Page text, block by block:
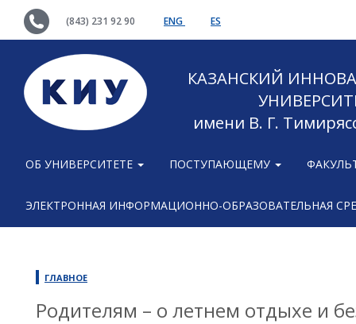
(843) 231 92 90 ENG ES
КАЗАНСКИЙ
имени В. Г.
ОБ УНИВЕРСИТЕТЕ ПОСТУПАЮЩЕМУ
ЭЛЕКТРОННАЯ ИНФОРМАЦИОННО-ОБРАЗОВАТЕЛЬНАЯ
ГЛАВНОЕ
Родителям – о летнем отдыхе и